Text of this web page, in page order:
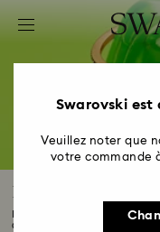
Accesskeys list
2 - Footer
4 - Search results
Bracelets bleus
Faites de chaque entrée un
Ornée...
Swarovski est
Veuillez noter que
votre commande